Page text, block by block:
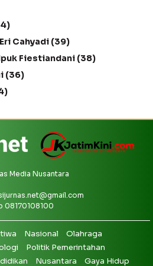
Cahyadi (39)
Fiestiandani (38)
(36)
Media Nusantara
08170108100
Nasional
Olahraga
Politik Pemerintahan
Nusantara Gaya Hidup